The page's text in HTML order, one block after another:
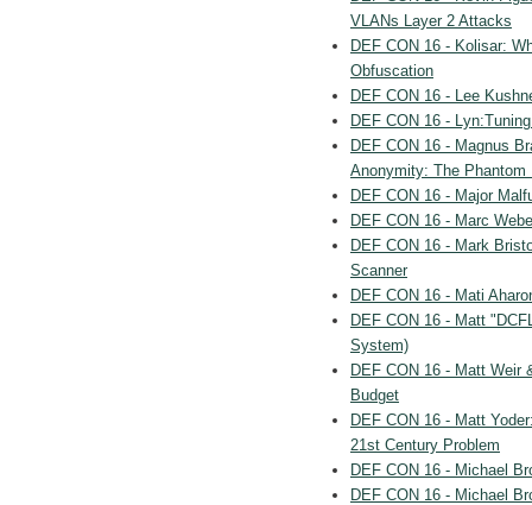
VLANs Layer 2 Attacks
DEF CON 16 - Kolisar:
Obfuscation
DEF CON 16 - Lee
DEF CON 16 -
DEF CON 16 - Magnus
Anonymity: The Phantom
DEF CON 16 - Major
DEF CON 16 - Marc
DEF CON 16 - Mark
Scanner
DEF CON 16 - Mati
DEF CON 16 - Matt
System)
DEF CON 16 - Matt Weir
Budget
DEF CON 16 - Matt
21st Century Problem
DEF CON 16 - Michael
DEF CON 16 - Michael